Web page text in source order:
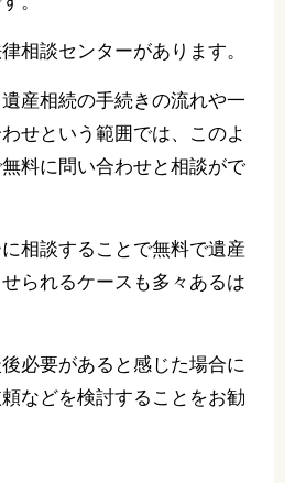
相談センターがあります。
産相続の手続きの流れや一
せという範囲では、このよ
料に問い合わせと相談がで
相談することで無料で遺産
られるケースも多々あるは
必要があると感じた場合に
などを検討することをお勧